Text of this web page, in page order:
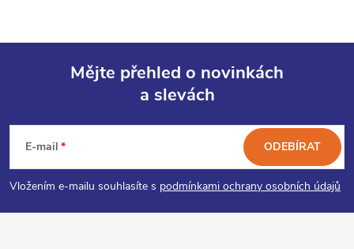
p
a
Mějte přehled o novinkách
a slevách
E-mail
Vložením e-mailu souhlasíte s podmínkami ochrany osobních údajů
ODEBÍRAT